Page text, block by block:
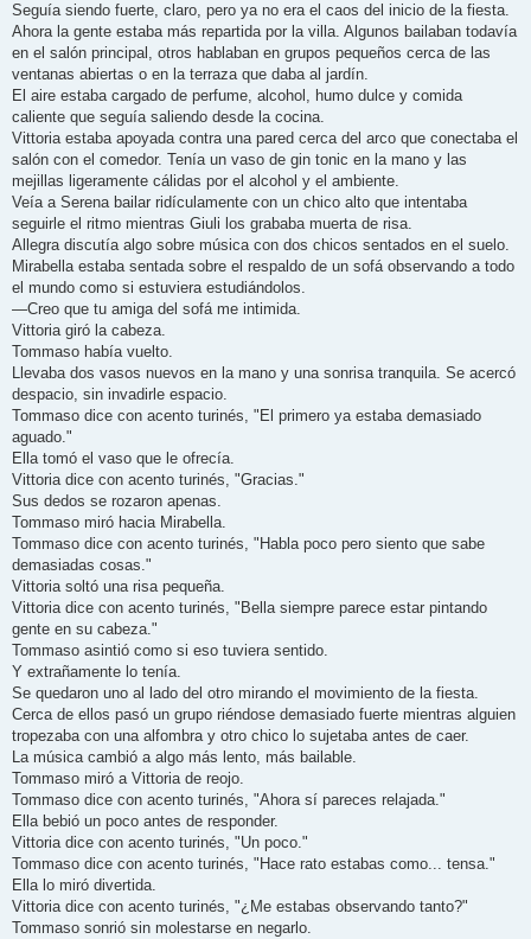
Seguía siendo fuerte, claro, pero ya no era el caos del inicio de la fiesta.
Ahora la gente estaba más repartida por la villa. Algunos bailaban todavía
en el salón principal, otros hablaban en grupos pequeños cerca de las
ventanas abiertas o en la terraza que daba al jardín.
El aire estaba cargado de perfume, alcohol, humo dulce y comida
caliente que seguía saliendo desde la cocina.
Vittoria estaba apoyada contra una pared cerca del arco que conectaba el
salón con el comedor. Tenía un vaso de gin tonic en la mano y las
mejillas ligeramente cálidas por el alcohol y el ambiente.
Veía a Serena bailar ridículamente con un chico alto que intentaba
seguirle el ritmo mientras Giuli los grababa muerta de risa.
Allegra discutía algo sobre música con dos chicos sentados en el suelo.
Mirabella estaba sentada sobre el respaldo de un sofá observando a todo
el mundo como si estuviera estudiándolos.
—Creo que tu amiga del sofá me intimida.
Vittoria giró la cabeza.
Tommaso había vuelto.
Llevaba dos vasos nuevos en la mano y una sonrisa tranquila. Se acercó
despacio, sin invadirle espacio.
Tommaso dice con acento turinés, "El primero ya estaba demasiado
aguado."
Ella tomó el vaso que le ofrecía.
Vittoria dice con acento turinés, "Gracias."
Sus dedos se rozaron apenas.
Tommaso miró hacia Mirabella.
Tommaso dice con acento turinés, "Habla poco pero siento que sabe
demasiadas cosas."
Vittoria soltó una risa pequeña.
Vittoria dice con acento turinés, "Bella siempre parece estar pintando
gente en su cabeza."
Tommaso asintió como si eso tuviera sentido.
Y extrañamente lo tenía.
Se quedaron uno al lado del otro mirando el movimiento de la fiesta.
Cerca de ellos pasó un grupo riéndose demasiado fuerte mientras alguien
tropezaba con una alfombra y otro chico lo sujetaba antes de caer.
La música cambió a algo más lento, más bailable.
Tommaso miró a Vittoria de reojo.
Tommaso dice con acento turinés, "Ahora sí pareces relajada."
Ella bebió un poco antes de responder.
Vittoria dice con acento turinés, "Un poco."
Tommaso dice con acento turinés, "Hace rato estabas como... tensa."
Ella lo miró divertida.
Vittoria dice con acento turinés, "¿Me estabas observando tanto?"
Tommaso sonrió sin molestarse en negarlo.